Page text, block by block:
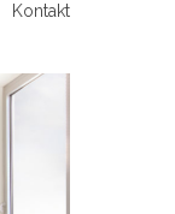
Kontakt